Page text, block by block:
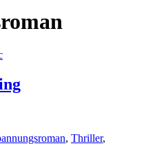
, Thriller,